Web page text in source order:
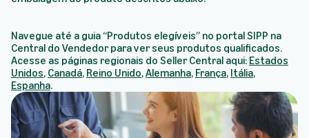
Navegue até a guia “Produtos elegíveis” no portal SIPP na
Central do Vendedor para ver seus produtos qualificados.
Acesse as páginas regionais do Seller Central aqui: Estados
Unidos, Canadá, Reino Unido,Alemanha, França, Itália,
Espanha.